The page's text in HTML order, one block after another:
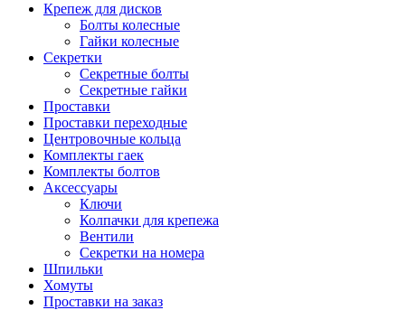
Крепеж для дисков
Болты колесные
Гайки колесные
Секретки
Секретные болты
Секретные гайки
Проставки
Проставки переходные
Центровочные кольца
Комплекты гаек
Комплекты болтов
Аксессуары
Ключи
Колпачки для крепежа
Вентили
Секретки на номера
Шпильки
Хомуты
Проставки на заказ